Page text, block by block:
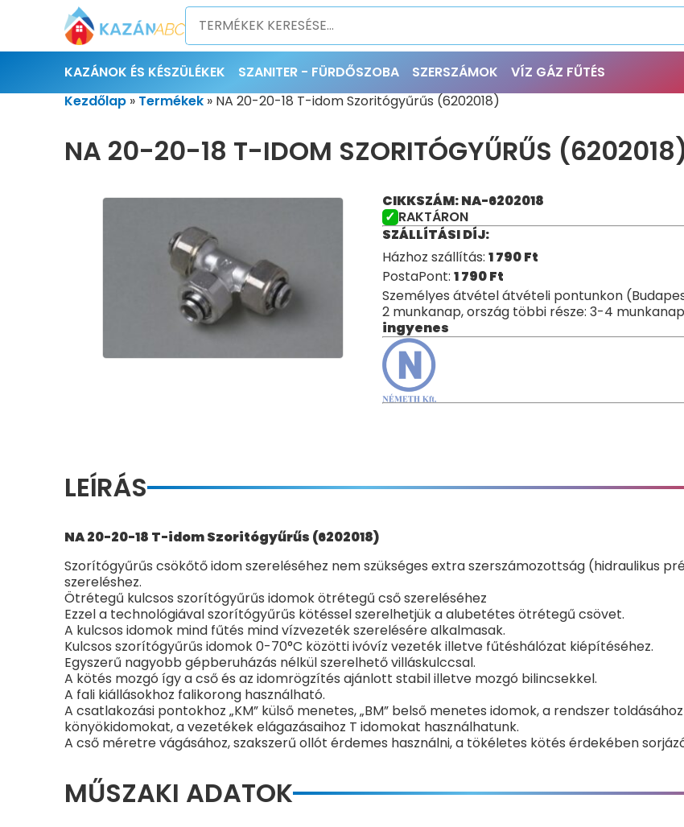
KAZÁNOK ÉS KÉSZÜLÉKEK SZANITER - FÜRDŐSZOBA SZERSZÁMOK VÍZ GÁZ FŰTÉS
Kezdőlap » Termékek » NA 20-20-18 T-idom Szoritógyűrűs (6202018)
NA 20-20-18 T-IDOM SZORITÓGYŰRŰS
CIKKSZÁM: NA-6202018
RAKTÁRON
SZÁLLÍTÁSI DÍJ:
Házhoz szállítás: 1 790Ft
PostaPont: 1 790Ft
Személyes átvétel átvételi pontunkon
2 munkanap, ország többi része: 3-4
ingyenes
LEÍRÁS
NA 20-20-18 T-idom Szoritógyűrűs (6202018)
Szorítógyűrűs csökőtő idom szereléséhez nem szükséges extra szerszámozottság (hidraulikus
szereléshez.
Ötrétegű kulcsos szorítógyűrűs idomok ötrétegű cső szereléséhez
Ezzel a technológiával szorítógyűrűs kötéssel szerelhetjük a alubetétes ötrétegű csövet.
A kulcsos idomok mind fűtés mind vízvezeték szerelésére alkalmasak.
Kulcsos szorítógyűrűs idomok 0-70°C közötti ivóvíz vezeték illetve fűtéshálózat kiépítéséhez.
Egyszerű nagyobb gépberuházás nélkül szerelhető villáskulccsal.
A kötés mozgó így a cső és az idomrögzítés ajánlott stabil illetve mozgó bilincsekkel.
A fali kiállásokhoz falikorong használható.
A csatlakozási pontokhoz „KM” külső menetes, „BM” belső menetes idomok, a rendszer
könyökidomokat, a vezetékek elágazásaihoz T idomokat használhatunk.
A cső méretre vágásához, szakszerű ollót érdemes használni, a tökéletes kötés érdekében
MŰSZAKI ADATOK